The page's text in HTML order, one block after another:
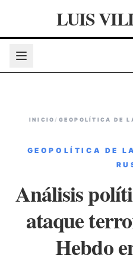
LUIS
INICIO / GEOPOLÍTICA DE
GEOPOLÍTICA DE
Análisis
ataque
Hebdo